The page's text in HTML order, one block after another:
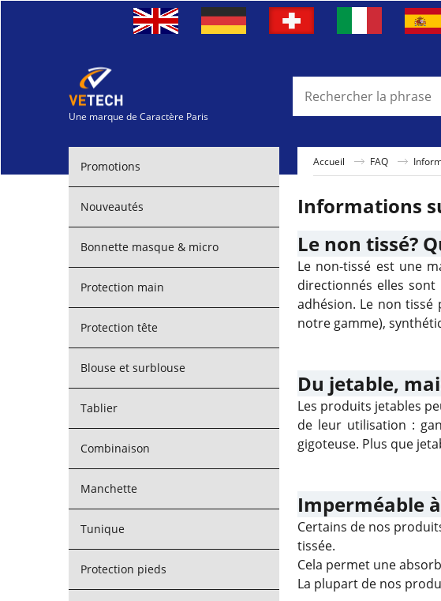
Une marque de Caractère Paris
Promotions
Nouveautés
Bonnette masque & micro
Protection main
Protection tête
Blouse et surblouse
Tablier
Combinaison
Manchette
Tunique
Protection pieds
Accueil FAQ
Informations
Le non tissé?
Le non-tissé est une
directionnés elles
adhésion. Le non
notre gamme),
Du jetable,
Les produits jetables
de leur utilisation :
gigoteuse. Plus que
Imperméable
Certains de nos
tissée.
Cela permet une
La plupart de nos